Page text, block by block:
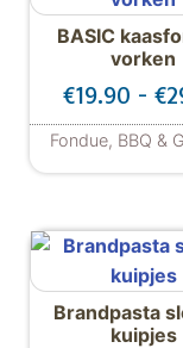
BASIC
vorken
€19.90 - €
Fondue, BBQ &
Dit
Brandpasta
kuipjes